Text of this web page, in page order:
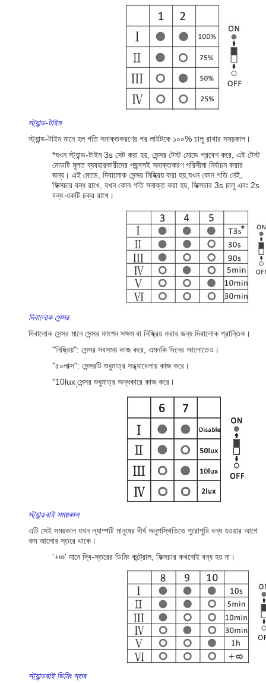
স্ট্যান্ড-টাইম
স্ট্যান্ড-টাইম মানে হল গতি সনাক্তকরণের পর লাইটকে ১০০% চালু রাখার সময়কাল।
*যখন স্ট্যান্ড-টাইম 3s সেট করা হয়, সেন্সর টেস্ট মোডে প্রবেশ করে, এই টেস্ট
মোডটি মূলত ব্যবহারকারীদের পছন্দসই সনাক্তকরণ পরিসীমা নির্বাচন করার
জন্য। এই মোডে, দিবালোক সেন্সর নিষ্ক্রিয় করা হয়,যখন কোন গতি নেই,
ফিক্সচার বন্ধ রাখে, যখন কোন গতি সনাক্ত করা হয়, ফিক্সচার 3s চালু এবং 2s
বন্ধ একটি চক্র রাখে।
দিবালোক সেন্সর
দিবালোক সেন্সর মানে সেন্সর ফাংশন সক্ষম বা নিষ্ক্রিয় করার জন্য দিবালোক প্রান্তিক।
"নিষ্ক্রিয়": সেন্সর সবসময় কাজ করে, এমনকি দিনের আলোতেও।
"৫০লাক্স": সেন্সরটি শুধুমাত্র সন্ধ্যাবেলায় কাজ করে।
"10luxসেন্সর শুধুমাত্র অন্ধকারে কাজ করে।
স্ট্যান্ডবাই সময়কাল
এটি সেই সময়কাল যখন ল্যাম্পটি মানুষের দীর্ঘ অনুপস্থিতিতে পুরোপুরি বন্ধ হওয়ার আগে
কম আলোর স্তরে থাকে।
'+∞' মানে দ্বি-স্তরের ডিমিং কন্ট্রোল, ফিক্সচার কখনোই বন্ধ হয় না।
স্ট্যান্ডবাই ডিমিং স্তর